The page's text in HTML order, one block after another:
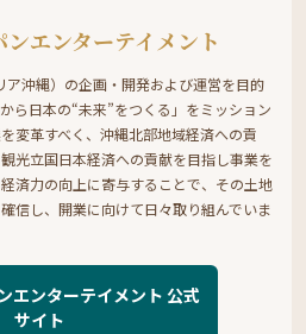
エンターテイメント
ア沖縄）の企画・開発および運営を目的
ら日本の“未来”をつくる」をミッション
変革すべく、沖縄北部地域経済への貢
光立国日本経済への貢献を目指し事業を
済力の向上に寄与することで、その土地
信し、開業に向けて日々取り組んでいま
エンターテイメント 公式
サイト